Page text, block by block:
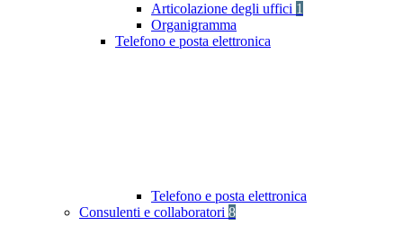
Articolazione degli uffici 1
Organigramma
Telefono e posta elettronica
Telefono e posta elettronica
Consulenti e collaboratori 8